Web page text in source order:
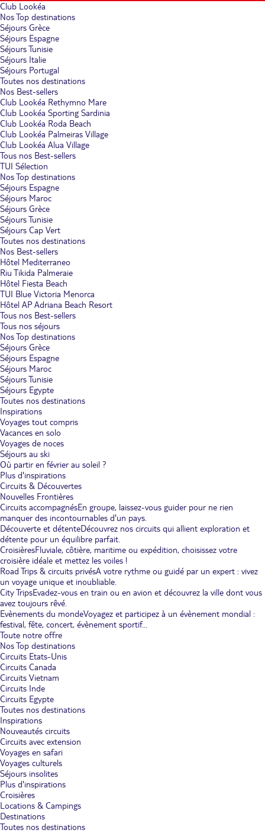
Club Lookéa
Nos Top destinations
Séjours Grèce
Séjours Espagne
Séjours Tunisie
Séjours Italie
Séjours Portugal
Toutes nos destinations
Nos Best-sellers
Club Lookéa Rethymno Mare
Club Lookéa Sporting Sardinia
Club Lookéa Roda Beach
Club Lookéa Palmeiras Village
Club Lookéa Alua Village
Tous nos Best-sellers
TUI Sélection
Nos Top destinations
Séjours Espagne
Séjours Maroc
Séjours Grèce
Séjours Tunisie
Séjours Cap Vert
Toutes nos destinations
Nos Best-sellers
Hôtel Mediterraneo
Riu Tikida Palmeraie
Hôtel Fiesta Beach
TUI Blue Victoria Menorca
Hôtel AP Adriana Beach Resort
Tous nos Best-sellers
Tous nos séjours
Nos Top destinations
Séjours Grèce
Séjours Espagne
Séjours Maroc
Séjours Tunisie
Séjours Egypte
Toutes nos destinations
Inspirations
Voyages tout compris
Vacances en solo
Voyages de noces
Séjours au ski
Où partir en février au soleil ?
Plus d'inspirations
Circuits & Découvertes
Nouvelles Frontières
Circuits accompagnésEn groupe, laissez-vous guider pour ne rien
manquer des incontournables d'un pays.
Découverte et détenteDécouvrez nos circuits qui allient exploration et
détente pour un équilibre parfait.
CroisièresFluviale, côtière, maritime ou expédition, choisissez votre
croisière idéale et mettez les voiles !
Road Trips & circuits privésA votre rythme ou guidé par un expert : vivez
un voyage unique et inoubliable.
City TripsEvadez-vous en train ou en avion et découvrez la ville dont vous
avez toujours rêvé.
Evènements du mondeVoyagez et participez à un évènement mondial :
festival, fête, concert, évènement sportif...
Toute notre offre
Nos Top destinations
Circuits Etats-Unis
Circuits Canada
Circuits Vietnam
Circuits Inde
Circuits Egypte
Toutes nos destinations
Inspirations
Nouveautés circuits
Circuits avec extension
Voyages en safari
Voyages culturels
Séjours insolites
Plus d'inspirations
Croisières
Locations & Campings
Destinations
Toutes nos destinations